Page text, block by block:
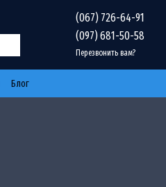
(067) 726-64-91
(097) 681-50-58
Перезвонить вам?
Блог